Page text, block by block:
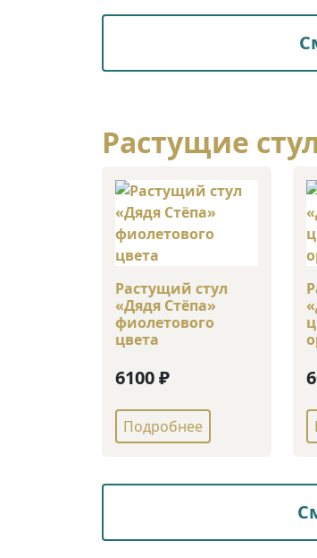
Растущие
Растущий стул
«Дядя Стёпа»
фиолетового
цвета
6100 ₽
Подробнее